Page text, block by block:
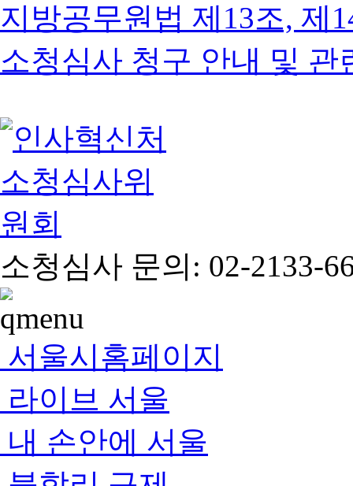
지방공무원법 제13조, 제
소청심사 청구 안내 및 관
소청심사 문의: 02-2133-
서울시홈페이지
라이브 서울
내 손안에 서울